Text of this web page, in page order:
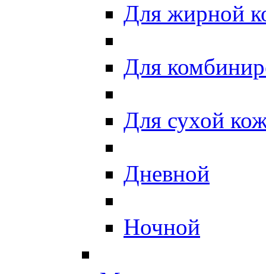
Для жирной
Для
Для сухой
Дневной
Ночной